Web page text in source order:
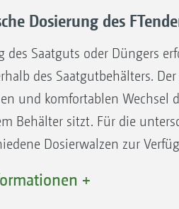
des FTender
Mit dieser lässt sich
einfach, intuitiv
der ISOBUS-
bedienen. Der FTender
vollständige eigene
auch mit der Elektronik aus
Dosierung des
des Saatguts oder Düngers
des Saatgutbehälters.
und komfortablen Wechsel
Behälter sitzt. Für die
Dosierwalzen zur
in Feldecken und das
+